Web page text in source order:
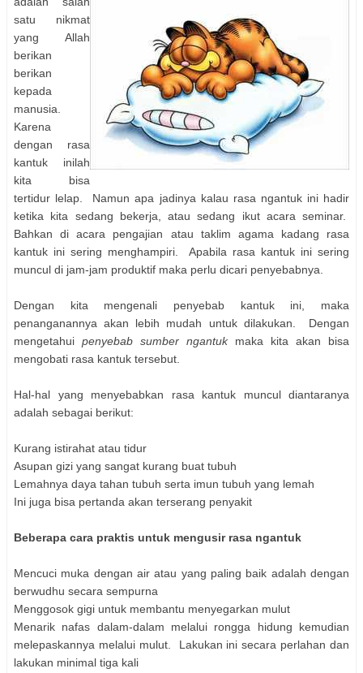
satu nikmat
yang Allah
berikan
berikan
kepada
manusia.
Karena
dengan rasa
kantuk inilah
kita bisa
tertidur lelap. Namun apa jadinya kalau rasa ngantuk ini hadir
ketika kita sedang bekerja, atau sedang ikut acara seminar.
Bahkan di acara pengajian atau taklim agama kadang rasa
kantuk ini sering menghampiri. Apabila rasa kantuk ini sering
muncul di jam-jam produktif maka perlu dicari penyebabnya.
Dengan kita mengenali penyebab kantuk ini, maka
penanganannya akan lebih mudah untuk dilakukan. Dengan
mengetahui penyebab sumber ngantukmaka kita akan bisa
mengobati rasa kantuk tersebut.
Hal-hal yang menyebabkan rasa kantuk muncul diantaranya
adalah sebagai berikut:
Kurang istirahat atau tidur
Asupan gizi yang sangat kurang buat tubuh
Lemahnya daya tahan tubuh serta imun tubuh yang lemah
Ini juga bisa pertanda akan terserang penyakit
Beberapa cara praktis untuk mengusir rasa ngantuk
Mencuci muka dengan air atau yang paling baik adalah dengan
berwudhu secara sempurna
Menggosok gigi untuk membantu menyegarkan mulut
Menarik nafas dalam-dalam melalui rongga hidung kemudian
melepaskannya melalui mulut. Lakukan ini secara perlahan dan
lakukan minimal tiga kali